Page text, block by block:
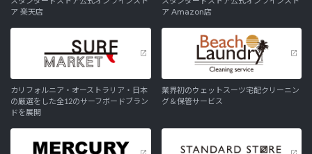
ア 楽天店
ア Amazon店
カリフォルニア・オーストラリア・日本
の厳選をした全12のサーフボードブラン
ドを展開
業界初のウェットスーツ宅配クリーニン
グ＆保管サービス